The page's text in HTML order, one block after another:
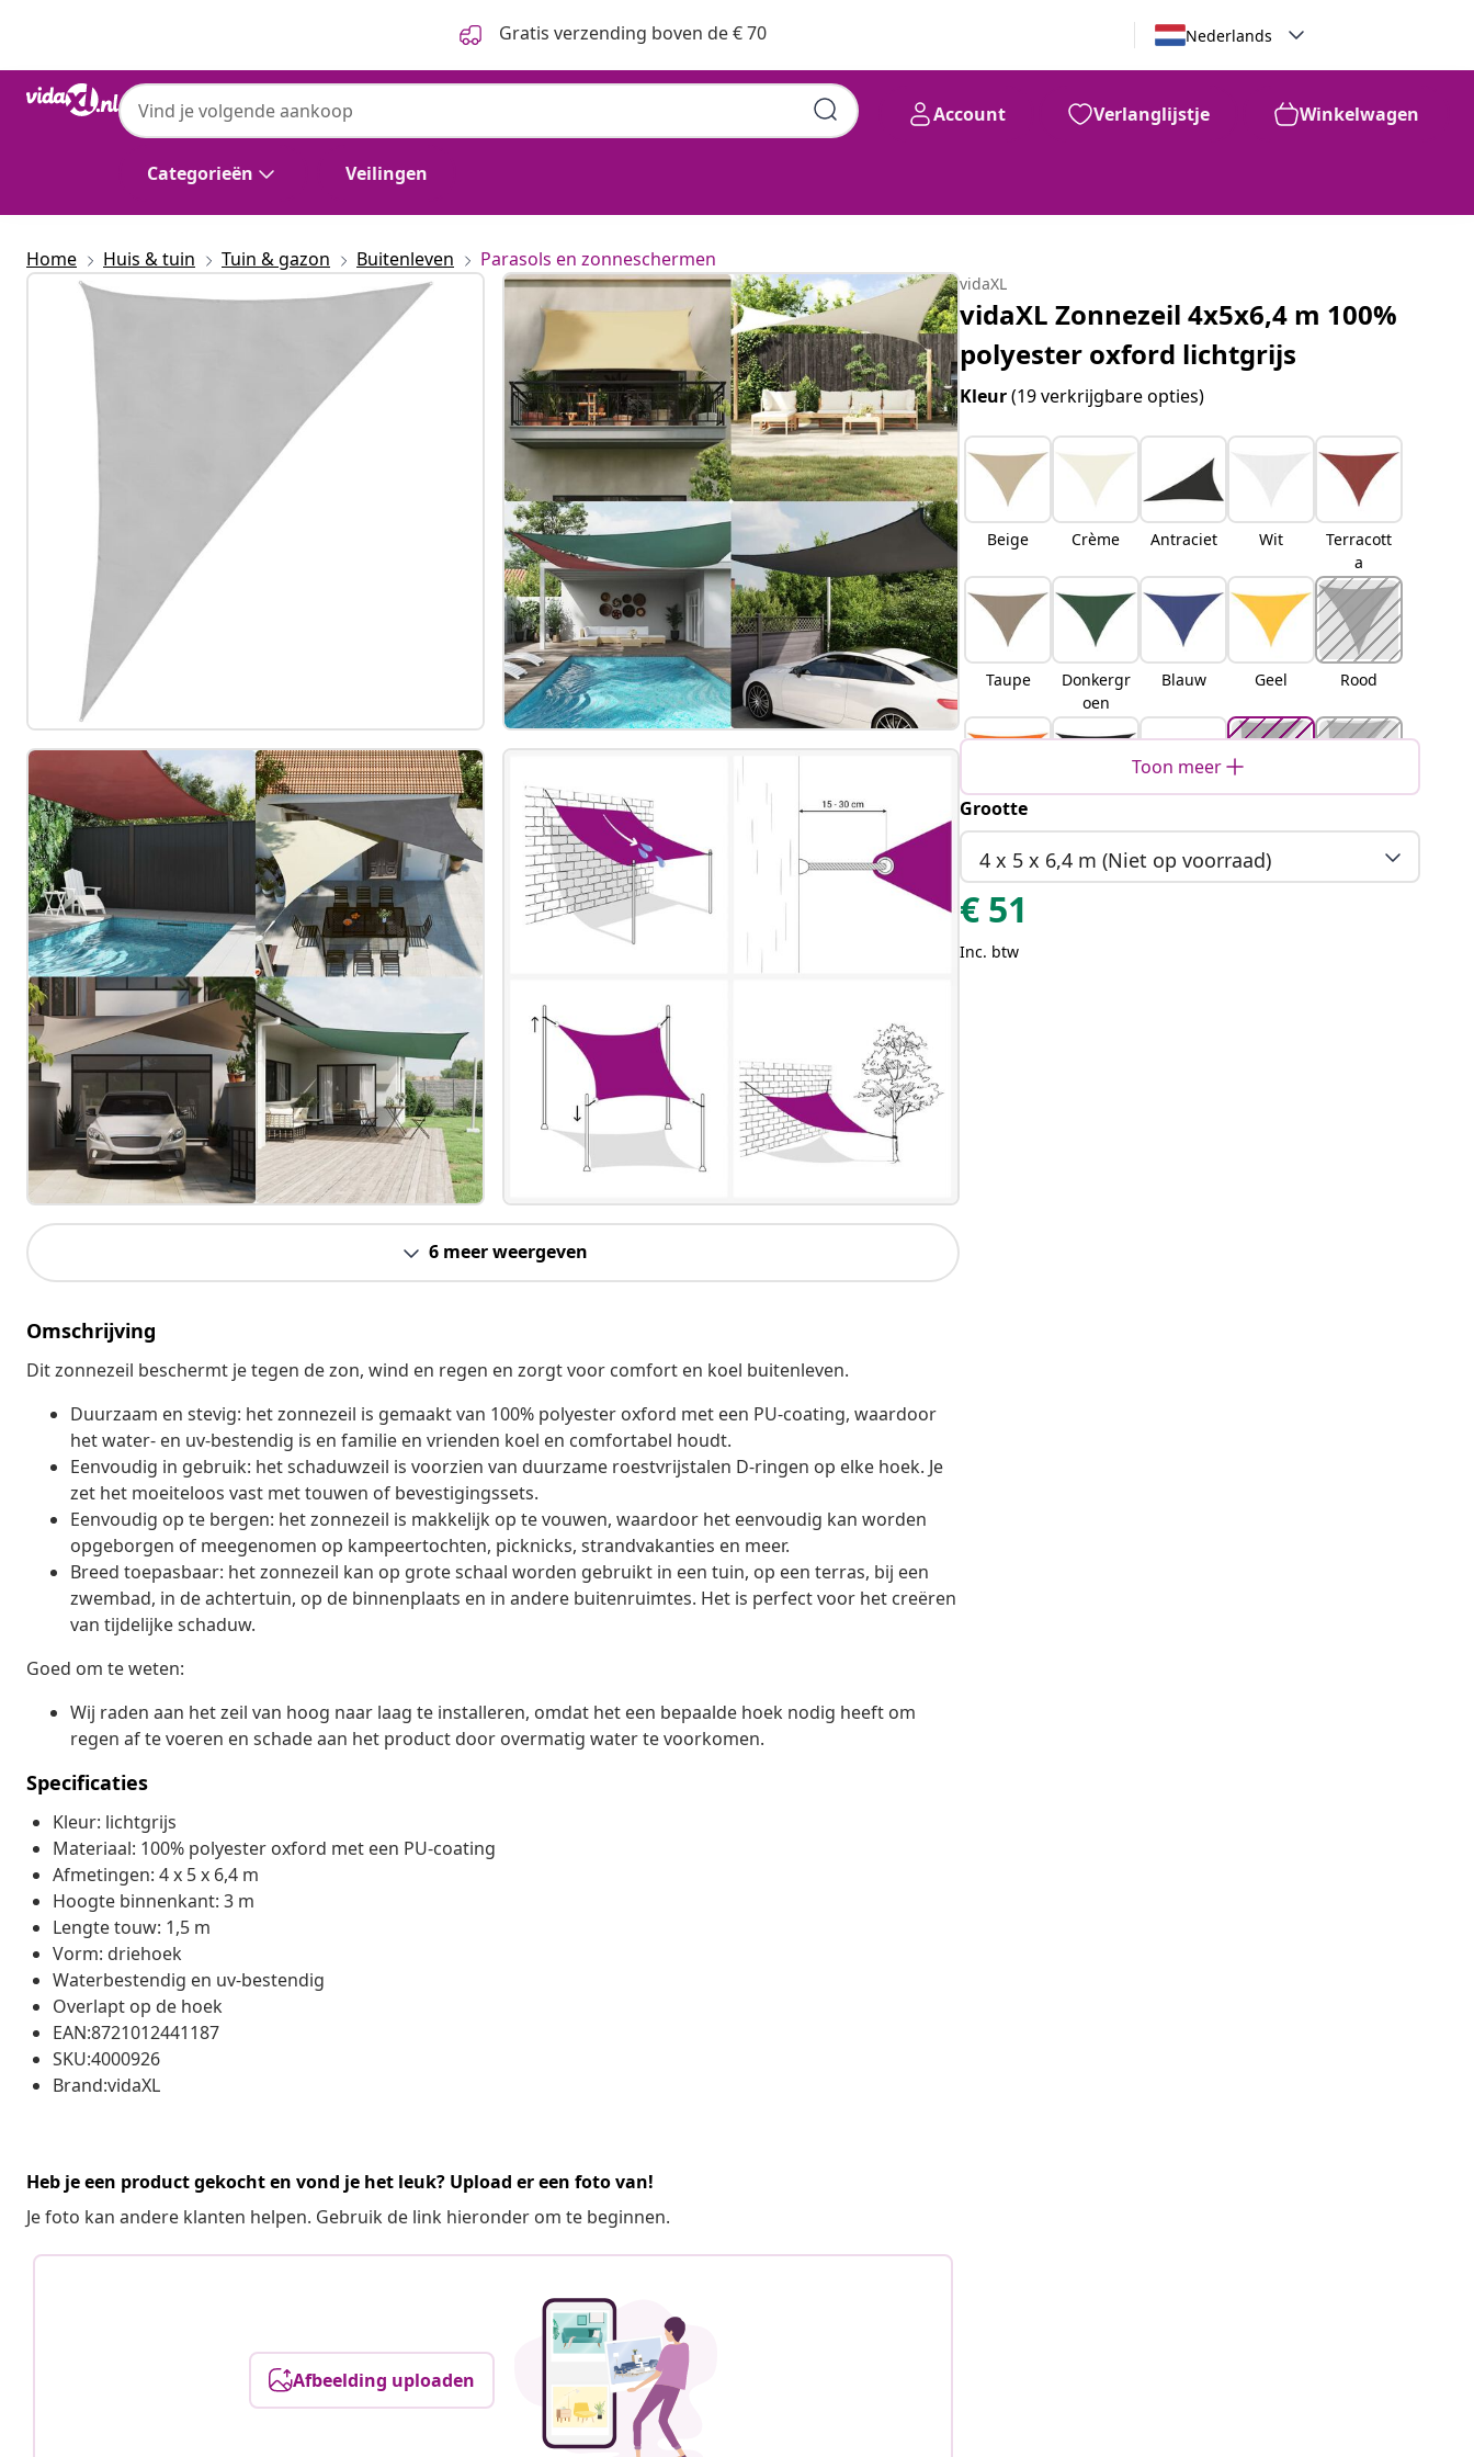
Gratis verzending boven de € 70 Nederlands
Categorieën Veilingen
Account Verlanglijstje Winkelwagen
vidaXL 51
Home Huis & tuin Tuin & gazon Buitenleven Parasols en zonneschermen
6 meer weergeven
Omschrijving
Dit zonnezeil beschermt je tegen de zon, wind en regen en zorgt voor comfort en koel buitenleven.
Duurzaam en stevig: het zonnezeil is gemaakt van 100% polyester oxford met een PU-coating, waardoor
het water- en uv-bestendig is en familie en vrienden koel en comfortabel houdt.
Eenvoudig in gebruik: het schaduwzeil is voorzien van duurzame roestvrijstalen D-ringen op elke hoek. Je
zet het moeiteloos vast met touwen of bevestigingssets.
Eenvoudig op te bergen: het zonnezeil is makkelijk op te vouwen, waardoor het eenvoudig kan worden
opgeborgen of meegenomen op kampeertochten, picknicks, strandvakanties en meer.
Breed toepasbaar: het zonnezeil kan op grote schaal worden gebruikt in een tuin, op een terras, bij een
zwembad, in de achtertuin, op de binnenplaats en in andere buitenruimtes. Het is perfect voor het creëren
van tijdelijke schaduw.
Goed om te weten:
Wij raden aan het zeil van hoog naar laag te installeren, omdat het een bepaalde hoek nodig heeft om
regen af te voeren en schade aan het product door overmatig water te voorkomen.
Specificaties
Kleur: lichtgrijs
Materiaal: 100% polyester oxford met een PU-coating
Afmetingen: 4 x 5 x 6,4 m
Hoogte binnenkant: 3 m
Lengte touw: 1,5 m
Vorm: driehoek
Waterbestendig en uv-bestendig
Overlapt op de hoek
EAN:8721012441187
SKU:4000926
Brand:vidaXL
Heb je een product gekocht en vond je het leuk? Upload er een foto van!
Je foto kan andere klanten helpen. Gebruik de link hieronder om te beginnen.
Afbeelding uploaden
vidaXL
vidaXL Zonnezeil 4x5x6,4 m 100%
polyester oxford lichtgrijs
Kleur(19 verkrijgbare opties)
Beige Crème Antraciet Wit
Terracott
a
Taupe
Donkergr
oen
Blauw Geel Rood
Oranje
Oranje
Toon meer
Grootte
4 x 5 x 6,4 m (Niet op voorraad)
€ 51
Inc. btw